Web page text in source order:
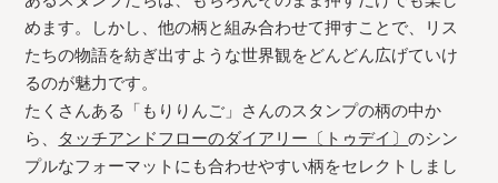
めます。しかし、他の柄と組み合わせて押すことで、リス
たちの物語を紡ぎ出すような世界観をどんどん広げていけ
るのが魅力です。
たくさんある「もりりんご」さんのスタンプの柄の中か
ら、 タッチアンドフローのダイアリー〔トゥデイ〕のシン
プルなフォーマットにも合わせやすい柄をセレクトしまし